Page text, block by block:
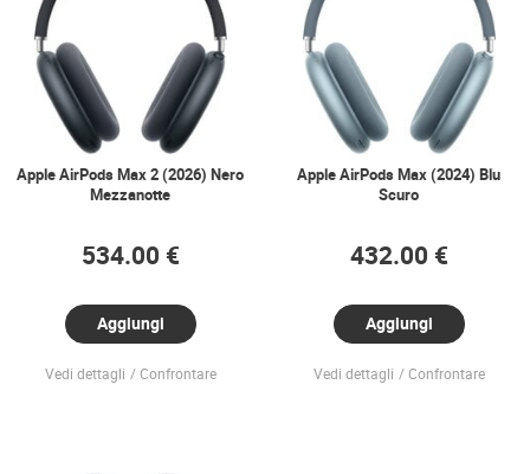
Apple AirPods Max 2 (2026) Nero
Mezzanotte
534.00 €
Aggiungi
Vedi dettagli Confrontare
Apple AirPods Max (2024) Blu
Scuro
432.00 €
Aggiungi
Vedi dettagli Confrontare